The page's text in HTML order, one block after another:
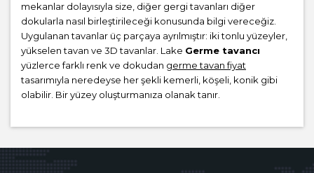
mekanlar dolayısıyla size, diğer gergi tavanları diğer
dokularla nasıl birleştirileceği konusunda bilgi vereceğiz.
Uygulanan tavanlar üç parçaya ayrılmıştır: iki tonlu yüzeyler,
yükselen tavan ve 3D tavanlar. Lake Germe tavancı
yüzlerce farklı renk ve dokudan germe tavan fiyat
tasarımıyla neredeyse her şekli kemerli, köşeli, konik gibi
olabilir. Bir yüzey oluşturmanıza olanak tanır.